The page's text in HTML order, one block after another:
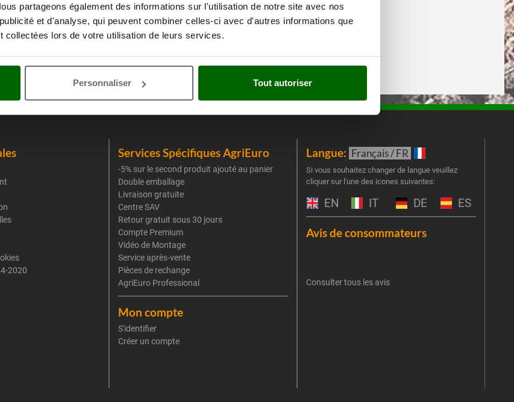
partageons également des informations sur l'utilisation de notre site avec nos
et d'analyse, qui peuvent combiner celles-ci avec d'autres informations que
collectées lors de votre utilisation de leurs services.
Personnaliser Tout autoriser
2020
Services Spécifiques AgriEuro
-5% sur le second produit ajouté au panier
Double emballage
Livraison gratuite
Centre SAV
Retour gratuit sous 30 jours
Compte Premium
Vidéo de Montage
Service après-vente
Pièces de rechange
AgriEuro Professional
Mon compte
S'identifier
Créer un compte
Langue: Français / FR
Si vous souhaitez changer de langue veuillez
cliquer sur l'une des icones suivantes:
EN IT DE ES
Avis de consommateurs
Consulter tous les avis